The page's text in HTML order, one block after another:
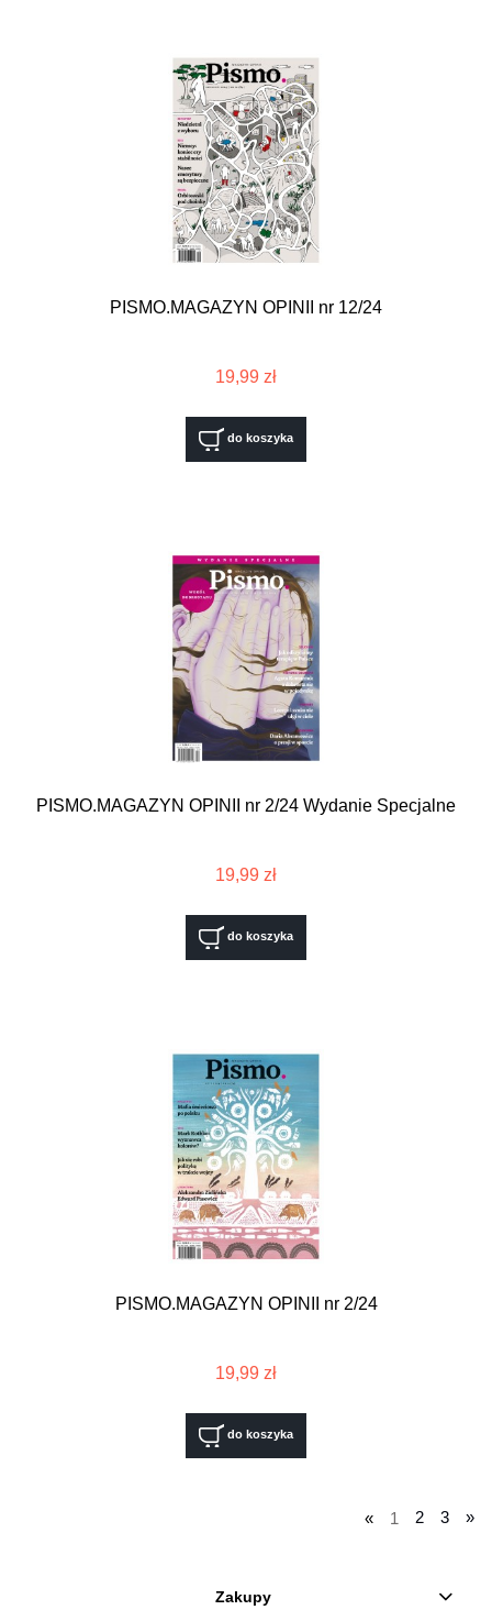
PISMO.MAGAZYN OPINII nr 12/24
19,99 zł
do koszyka
PISMO.MAGAZYN OPINII nr 2/24 Wydanie Specjalne
19,99 zł
do koszyka
PISMO.MAGAZYN OPINII nr 2/24
19,99 zł
do koszyka
« 1 2 3 »
Zakupy